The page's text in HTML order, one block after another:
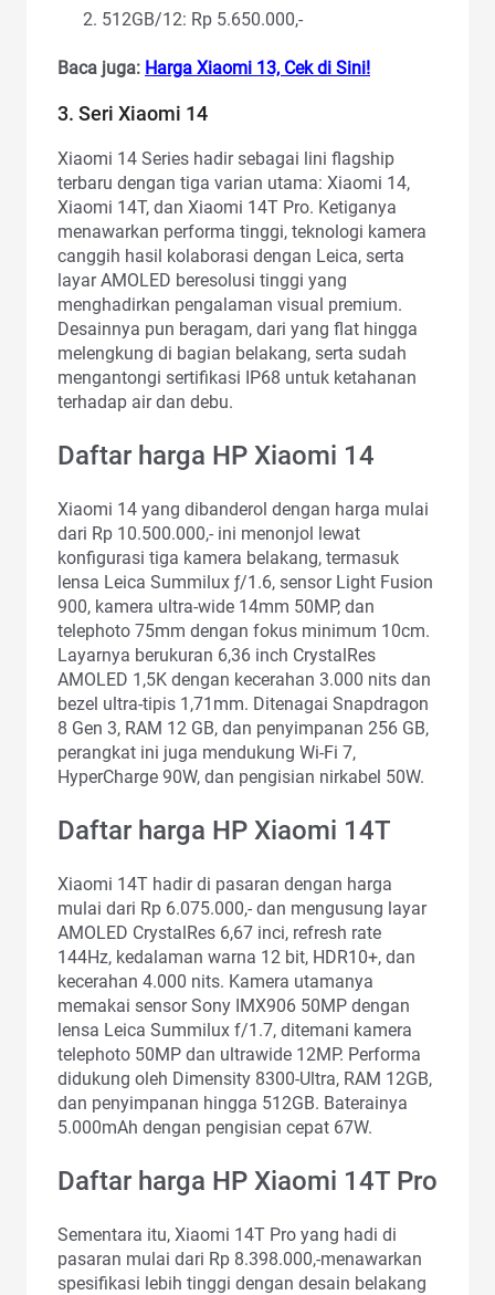
512GB/12: Rp 5.650.000,-
Baca juga: Harga Xiaomi 13, Cek di Sini!
3. Seri Xiaomi 14
Xiaomi 14 Series hadir sebagai lini flagship
terbaru dengan tiga varian utama: Xiaomi 14,
Xiaomi 14T, dan Xiaomi 14T Pro. Ketiganya
menawarkan performa tinggi, teknologi kamera
canggih hasil kolaborasi dengan Leica, serta
layar AMOLED beresolusi tinggi yang
menghadirkan pengalaman visual premium.
Desainnya pun beragam, dari yang flat hingga
melengkung di bagian belakang, serta sudah
mengantongi sertifikasi IP68 untuk ketahanan
terhadap air dan debu.
Daftar harga HP Xiaomi 14
Xiaomi 14 yang dibanderol dengan harga mulai
dari Rp 10.500.000,- ini menonjol lewat
konfigurasi tiga kamera belakang, termasuk
lensa Leica Summilux ƒ/1.6, sensor Light Fusion
900, kamera ultra-wide 14mm 50MP, dan
telephoto 75mm dengan fokus minimum 10cm.
Layarnya berukuran 6,36 inch CrystalRes
AMOLED 1,5K dengan kecerahan 3.000 nits dan
bezel ultra-tipis 1,71mm. Ditenagai Snapdragon
8 Gen 3, RAM 12 GB, dan penyimpanan 256 GB,
perangkat ini juga mendukung Wi-Fi 7,
HyperCharge 90W, dan pengisian nirkabel 50W.
Daftar harga HP Xiaomi 14T
Xiaomi 14T hadir di pasaran dengan harga
mulai dari Rp 6.075.000,- dan mengusung layar
AMOLED CrystalRes 6,67 inci, refresh rate
144Hz, kedalaman warna 12 bit, HDR10+, dan
kecerahan 4.000 nits. Kamera utamanya
memakai sensor Sony IMX906 50MP dengan
lensa Leica Summilux f/1.7, ditemani kamera
telephoto 50MP dan ultrawide 12MP. Performa
didukung oleh Dimensity 8300-Ultra, RAM 12GB,
dan penyimpanan hingga 512GB. Baterainya
5.000mAh dengan pengisian cepat 67W.
Daftar harga HP Xiaomi 14T Pro
Sementara itu, Xiaomi 14T Pro yang hadi di
pasaran mulai dari Rp 8.398.000,-menawarkan
spesifikasi lebih tinggi dengan desain belakang